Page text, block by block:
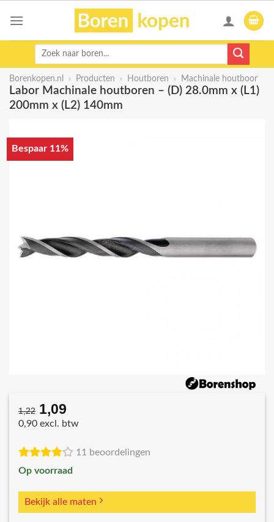
Zoeken
Borenkopen.nl » Producten » Houtboren » Machinale houtboor
Labor Machinale houtboren – (D) 28.0mm x (L1)
200mm x (L2) 140mm
Bespaar 11%
1,22 Oorspronkelijke
prijs
€1,22.
1,09
prijs
€1,09.
0,90 excl. btw
11 beoordelingen
Op voorraad
Bekijk alle maten